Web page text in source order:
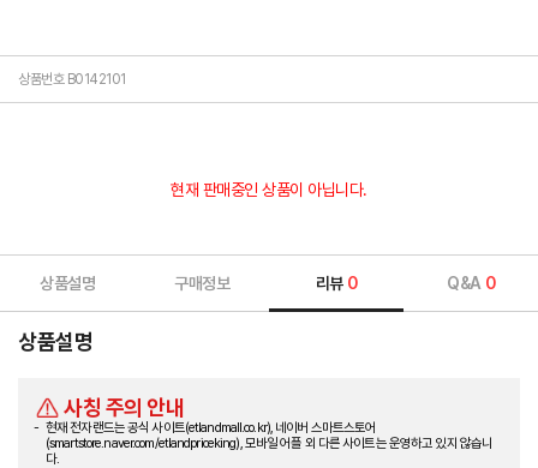
상품번호 B0142101
현재 판매중인 상품이 아닙니다.
상품설명 구매정보 리뷰 0 Q&A 0
상품설명
사칭 주의 안내
현재 전자랜드는 공식 사이트(etlandmall.co.kr), 네이버 스마트스토어
(smartstore.naver.com/etlandpriceking), 모바일 어플 외 다른 사이트는 운영하고 있지 않습니
다.